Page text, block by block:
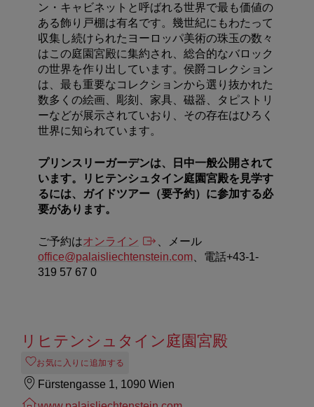
ン・キャビネットと呼ばれる世界で最も価値の
ある飾り戸棚は有名です。幾世紀にもわたって
収集し続けられたヨーロッパ美術の珠玉の数々
はこの庭園宮殿に集約され、総合的なバロック
の世界を作り出しています。侯爵コレクション
は、最も重要なコレクションから選り抜かれた
数多くの絵画、彫刻、家具、磁器、タピストリ
ーなどが展示されていおり、その存在はひろく
世界に知られています。
プリンスリーガーデンは、日中一般公開されて
います。リヒテンシュタイン庭園宮殿を見学す
るには、ガイドツアー（要予約）に参加する必
要があります。
ご予約はオンライン
、メール
office@palaisliechtenstein.com 、電話+43-1-
319 57 67 0
リヒテンシュタイン庭園宮殿
お気に入りに追加する
Fürstengasse 1, 1090 Wien